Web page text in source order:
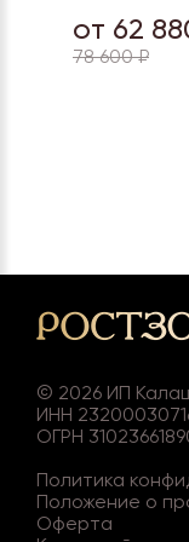
от 62
78 600 ₽
© 2026 ИП
ИНН
ОГРН
Политика
Положение о
Оферта